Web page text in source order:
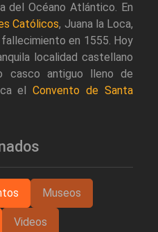
del Océano Atlántico. En
Católicos, Juana la Loca,
en 1555. Hoy
localidad castellano
casco antiguo lleno de
elConvento de Santa
Museos
Videos